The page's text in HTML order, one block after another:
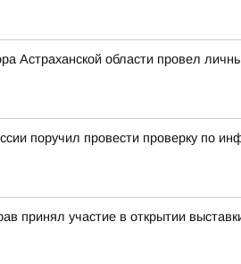
Астраханской области провел
поручил провести проверку по
принял участие в открытии